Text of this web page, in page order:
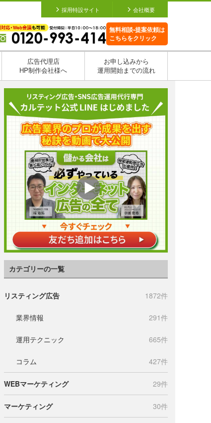
採用特設サイト 会社概要
無料相談•提案依頼は
こちらをクリック
広告代理店
HP制作会社様へ
お申し込みから
運用開始までの流れ
カテゴリーの一覧
リスティング広告 1872件
業界情報 291件
運用テクニック 665件
コラム 427件
WEBマーケティング 29件
マーケティング 30件